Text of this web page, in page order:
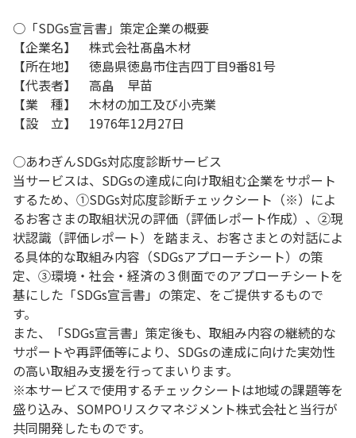
○「SDGs宣言書」策定企業の概要
【企業名】 株式会社髙畠木材
【所在地】 徳島県徳島市住吉四丁目9番81号
【代表者】 高畠 早苗
【業 種】 木材の加工及び小売業
【設 立】 1976年12月27日
○あわぎんSDGs対応度診断サービス
当サービスは、SDGsの達成に向け取組む企業をサポート
するため、①SDGs対応度診断チェックシート（※）によ
るお客さまの取組状況の評価（評価レポート作成）、②現
状認識（評価レポート）を踏まえ、お客さまとの対話によ
る具体的な取組み内容（SDGsアプローチシート）の策
定、③環境・社会・経済の３側面でのアプローチシートを
基にした「SDGs宣言書」の策定、をご提供するもので
す。
また、「SDGs宣言書」策定後も、取組み内容の継続的な
サポートや再評価等により、SDGsの達成に向けた実効性
の高い取組み支援を行ってまいります。
※本サービスで使用するチェックシートは地域の課題等を
盛り込み、SOMPOリスクマネジメント株式会社と当行が
共同開発したものです。